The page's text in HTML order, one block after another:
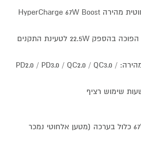
תמיכה בטעינת PPS חוטית מהירה HyperCharge 67W Boost
תמיכה בטעינה חוטית הפוכה בהספק 22.5W לטעינת התקנים
תמיכה בתקני טעינה מהירה: PD2.0 / PD3.0 / QC2.0 / QC3.0 /
מתאם טעינה מהיר 67W כלול בערכה (מטען אלחוטי נמכר